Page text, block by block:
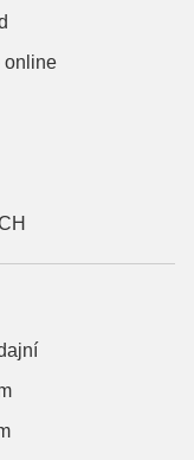
online